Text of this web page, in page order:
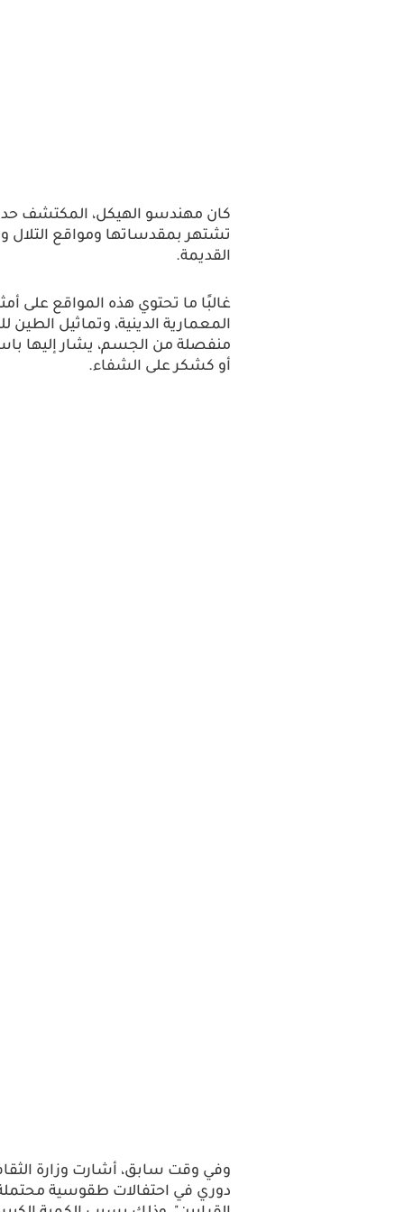
كان مهندسو الهيكل، المكتشف
تشتهر بمقدساتها ومواقع التلال
القديمة.
غالبًا ما تحتوي هذه المواقع على
المعمارية الدينية، وتماثيل
منفصلة من الجسم، يشار إليها
أو كشكر على الشفاء.
وفي وقت سابق، أشارت وزارة
دوري في احتفالات طقوسية